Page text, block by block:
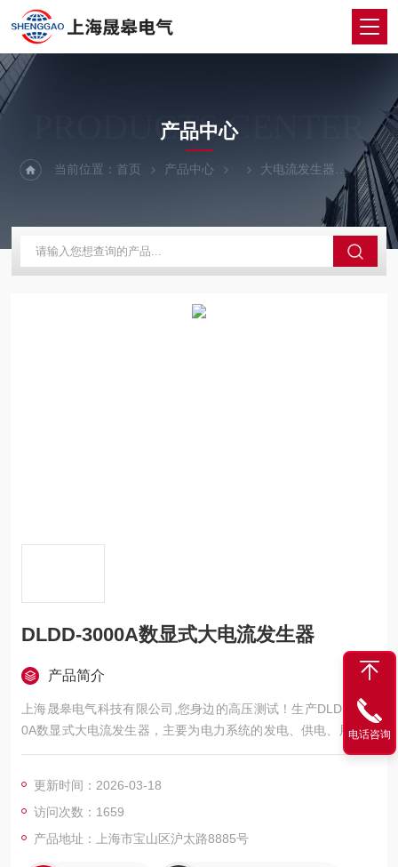
PRODUCTS CENTER
产品中心
当前位置：首页 产品中心 大电流发生器
DLDD-3000A数显式大电流发生器
产品简介
上海晟皋电气科技有限公司,您身边的高压测试！生产DLDD-300
0A数显式大电流发生器，主要为电力系统的发电、供电、用电部
门，科研机构与电力设备相关的生产企业，提供的高压试验设备
更新时间：2026-03-18
访问次数：1659
产品地址：上海市宝山区沪太路8885号
电话咨询